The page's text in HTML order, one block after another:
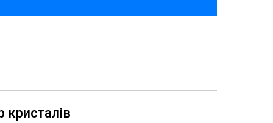
кристалів